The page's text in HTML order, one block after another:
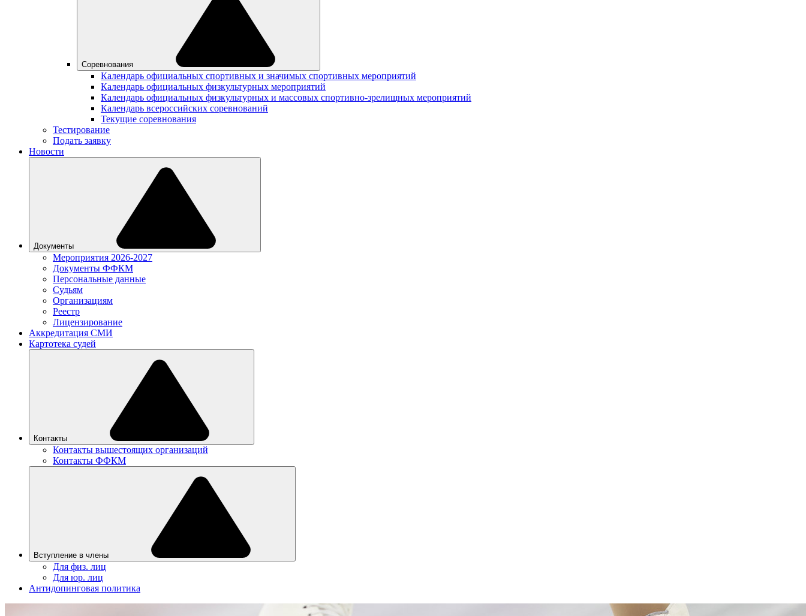
Соревнования
Календарь официальных спортивных и значимых спортивных мероприятий
Календарь официальных физкультурных мероприятий
Календарь официальных физкультурных и массовых спортивно-зрелищных мероприятий
Календарь всероссийских соревнований
Текущие соревнования
Тестирование
Подать заявку
Новости
Документы
Мероприятия 2026-2027
Документы ФФКМ
Персональные данные
Судьям
Организациям
Реестр
Лицензирование
Аккредитация СМИ
Картотека судей
Контакты
Контакты вышестоящих организаций
Контакты ФФКМ
Вступление в члены
Для физ. лиц
Для юр. лиц
Антидопинговая политика